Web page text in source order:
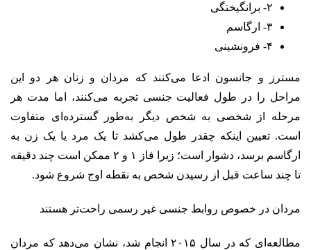
۲- برانگیختگی
۳- ارگاسم
۴- فرونشینی
مسترز و جانسون ادعا می‌کنند که مردان و زنان هر دو این
مراحل را در طول فعالیت جنسی تجربه می‌کنند، اما مدت هر
مرحله از شخصی به شخص دیگر به‌طور گسترده‌ای متفاوت
است. تعیین اینکه چقدر طول می‌کشد تا یک مرد یا یک زن به
ارگاسم برسد، دشوار است؛ زیرا فاز ۱ و ۲ ممکن است چند دقیقه
تا چند ساعت قبل از رسیدن شخص به نقطه‌ اوج شروع شود.
مردان در خصوص روابط جنسی غیر رسمی راحت‌تر هستند
مطالعه‌ای که در سال ۲۰۱۵ انجام شد، نشان می‌دهد که مردان